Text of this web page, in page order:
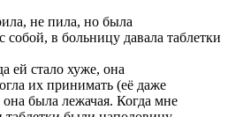
не пила, но была
в больницу давала таблетки
ей стало хуже, она
их принимать (её даже
была лежачая. Когда мне